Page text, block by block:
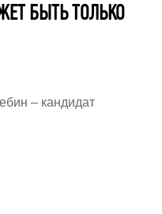
БЫТЬ ТОЛЬКО
– кандидат